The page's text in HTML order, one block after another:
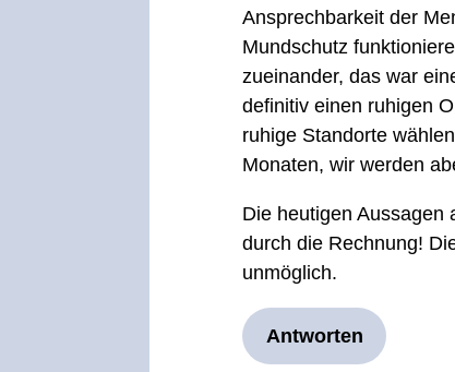
Ansprechbarkeit der
Mundschutz
zueinander, das war
definitiv einen ruhigen
ruhige Standorte
Monaten, wir werden
Die heutigen Aussagen
durch die Rechnung!
unmöglich.
Antworten